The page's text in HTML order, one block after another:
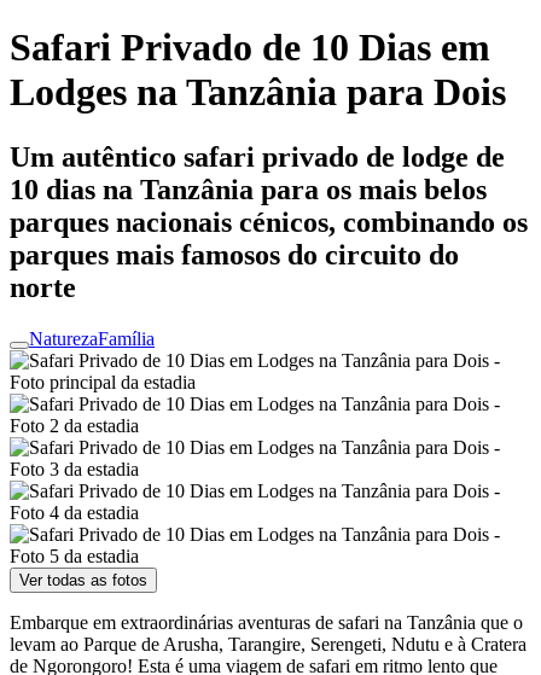
Safari Privado de 10 Dias em
Lodges na Tanzânia para Dois
Um autêntico safari privado de lodge de
10 dias na Tanzânia para os mais belos
parques nacionais cénicos, combinando os
parques mais famosos do circuito do
norte
NaturezaFamília
Ver todas as fotos
Embarque em extraordinárias aventuras de safari na Tanzânia que o
levam ao Parque de Arusha, Tarangire, Serengeti, Ndutu e à Cratera
de Ngorongoro! Esta é uma viagem de safari em ritmo lento que